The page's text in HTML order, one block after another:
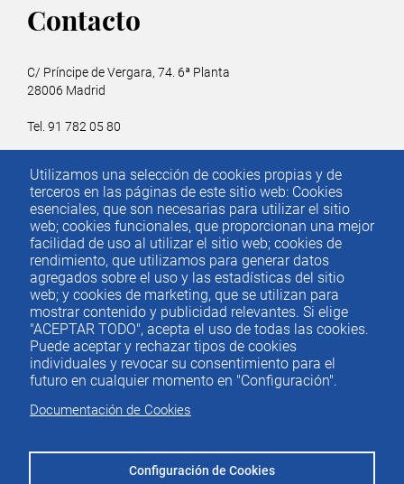
Utilizamos una selección de cookies propias y de
terceros en las páginas de este sitio web: Cookies
esenciales, que son necesarias para utilizar el sitio
web; cookies funcionales, que proporcionan una mejor
facilidad de uso al utilizar el sitio web; cookies de
rendimiento, que utilizamos para generar datos
agregados sobre el uso y las estadísticas del sitio
web; y cookies de marketing, que se utilizan para
mostrar contenido y publicidad relevantes. Si elige
"ACEPTAR TODO", acepta el uso de todas las cookies.
Puede aceptar y rechazar tipos de cookies
individuales y revocar su consentimiento para el
futuro en cualquier momento en "Configuración".
Documentación de Cookies
Configuración de Cookies
Contacto
C/ Príncipe de Vergara, 74. 6ª Planta
28006 Madrid
Tel. 91 782 05 80
Menú
del
pie
Contacto
Menu
footer
ACTUALIDAD
IEE
PUBLICACIONES
IDEAS Y PENSAMIENTO
PREMIOS IEE
CONTACTO